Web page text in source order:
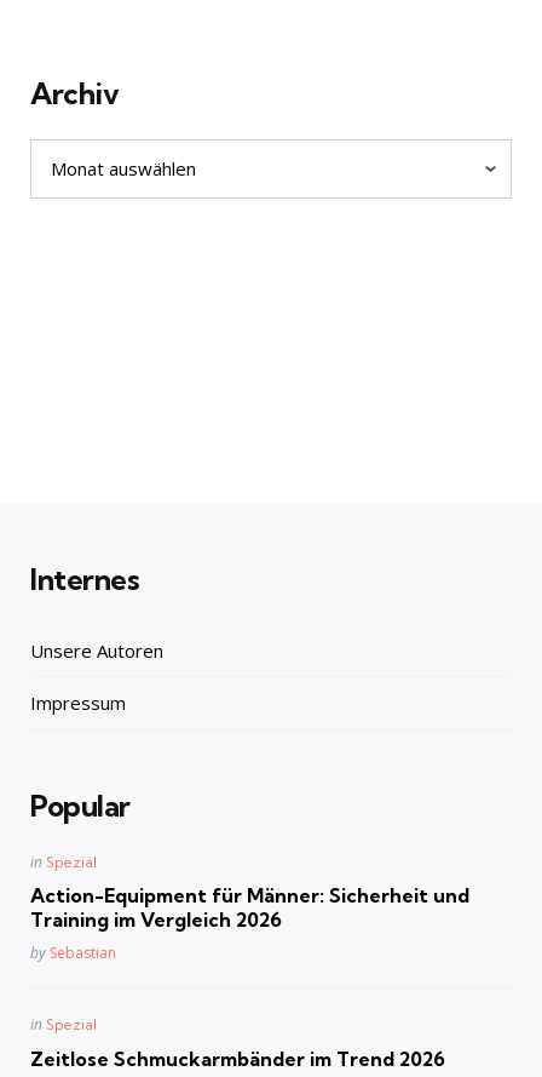
Archiv
Archiv
Internes
Unsere Autoren
Impressum
Popular
Posted
in Spezial
Action-Equipment für Männer: Sicherheit und
Training im Vergleich 2026
Posted
by Sebastian
Posted
in Spezial
Zeitlose Schmuckarmbänder im Trend 2026